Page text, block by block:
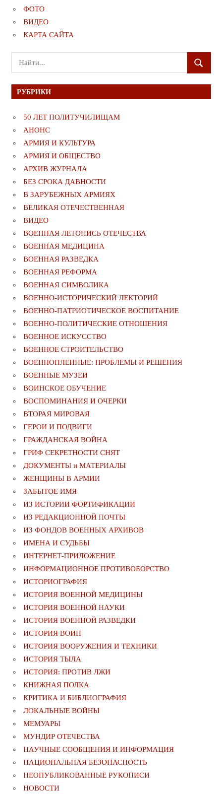
ФОТО
ВИДЕО
КАРТА САЙТА
Поиск
для:
ПОИСК
РУБРИКИ
50 ЛЕТ ПОЛИТУЧИЛИЩАМ
АНОНС
АРМИЯ И КУЛЬТУРА
АРМИЯ И ОБЩЕСТВО
АРХИВ ЖУРНАЛА
БЕЗ СРОКА ДАВНОСТИ
В ЗАРУБЕЖНЫХ АРМИЯХ
ВЕЛИКАЯ ОТЕЧЕСТВЕННАЯ
ВИДЕО
ВОЕННАЯ ЛЕТОПИСЬ ОТЕЧЕСТВА
ВОЕННАЯ МЕДИЦИНА
ВОЕННАЯ РАЗВЕДКА
ВОЕННАЯ РЕФОРМА
ВОЕННАЯ СИМВОЛИКА
ВОЕННО-ИСТОРИЧЕСКИЙ ЛЕКТОРИЙ
ВОЕННО-ПАТРИОТИЧЕСКОЕ ВОСПИТАНИЕ
ВОЕННО-ПОЛИТИЧЕСКИE ОТНОШЕНИЯ
ВОЕННОЕ ИСКУССТВО
ВОЕННОЕ СТРОИТЕЛЬСТВО
ВОЕННОПЛЕННЫЕ: ПРОБЛЕМЫ И РЕШЕНИЯ
ВОЕННЫЕ МУЗЕИ
ВОИНСКОЕ ОБУЧЕНИЕ
ВОСПОМИНАНИЯ И ОЧЕРКИ
ВТОРАЯ МИРОВАЯ
ГЕРОИ И ПОДВИГИ
ГРАЖДАНСКАЯ ВОЙНА
ГРИФ СЕКРЕТНОСТИ СНЯТ
ДОКУМЕНТЫ и МАТЕРИАЛЫ
ЖЕНЩИНЫ В АРМИИ
ЗАБЫТОЕ ИМЯ
ИЗ ИСТОРИИ ФОРТИФИКАЦИИ
ИЗ РЕДАКЦИОННОЙ ПОЧТЫ
ИЗ ФОНДОВ ВОЕННЫХ АРХИВОВ
ИМЕНА И СУДЬБЫ
ИНТЕРНЕТ-ПРИЛОЖЕНИЕ
ИНФОРМАЦИОННОЕ ПРОТИВОБОРСТВО
ИСТОРИОГРАФИЯ
ИСТОРИЯ ВОЕННОЙ МЕДИЦИНЫ
ИСТОРИЯ ВОЕННОЙ НАУКИ
ИСТОРИЯ ВОЕННОЙ РАЗВЕДКИ
ИСТОРИЯ ВОИН
ИСТОРИЯ ВООРУЖЕНИЯ И ТЕХНИКИ
ИСТОРИЯ ТЫЛА
ИСТОРИЯ: ПРОТИВ ЛЖИ
КНИЖНАЯ ПОЛКА
КРИТИКА И БИБЛИОГРАФИЯ
ЛОКАЛЬНЫЕ ВОЙНЫ
МЕМУАРЫ
МУНДИР ОТЕЧЕСТВА
НАУЧНЫЕ СООБЩЕНИЯ И ИНФОРМАЦИЯ
НАЦИОНАЛЬНАЯ БЕЗОПАСНОСТЬ
НЕОПУБЛИКОВАННЫЕ РУКОПИСИ
НОВОСТИ